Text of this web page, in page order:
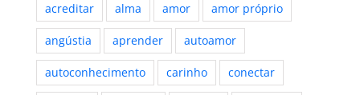
acreditar alma amor amor próprio
angústia aprender autoamor
autoconhecimento carinho conectar